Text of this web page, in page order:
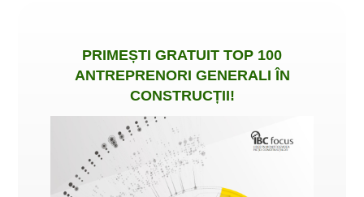
PRIMEȘTI GRATUIT TOP 100
ANTREPRENORI GENERALI ÎN
CONSTRUCȚII!